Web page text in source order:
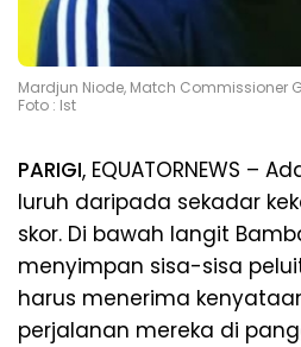
Mardjun Niode, Match Commissioner
Foto : Ist
PARIGI, EQUATORNEWS –
luruh daripada sekadar
skor. Di bawah langit
menyimpan sisa-sisa
harus menerima
perjalanan mereka di